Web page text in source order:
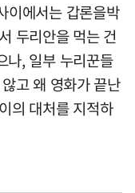
이에서는 갑론을박
두리안을 먹는 건
나, 일부 누리꾼들
고 왜 영화가 끝난
의 대처를 지적하